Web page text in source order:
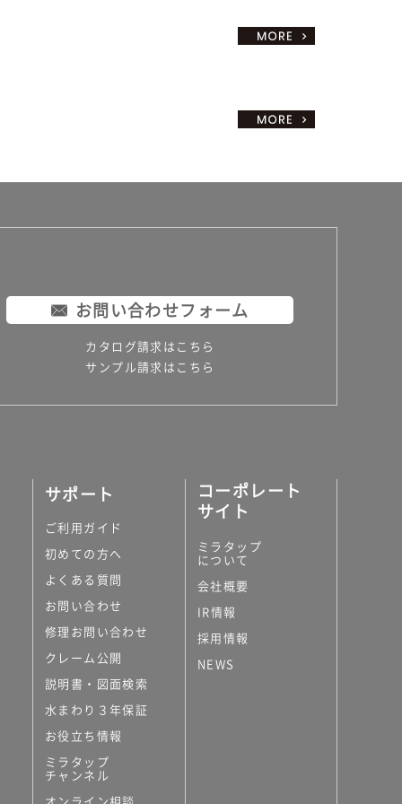
お問い合わせフォーム
カタログ請求はこちら
サンプル請求はこちら
サポート
ご利用ガイド
初めての方へ
よくある質問
お問い合わせ
修理お問い合わせ
クレーム公開
説明書・図面検索
水まわり３年保証
お役立ち情報
ミラタップ
チャンネル
オンライン相談
コーポレート
サイト
ミラタップ
について
会社概要
IR情報
採用情報
NEWS